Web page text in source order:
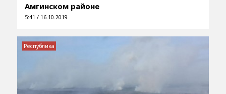
Амгинском районе
5:41 / 16.10.2019
Республика